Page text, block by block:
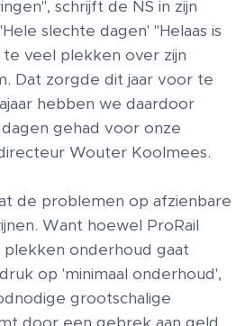
schrijft de NS in zijn
slechte dagen' "Helaas is
veel plekken over zijn
Dat zorgde dit jaar voor te
hebben we daardoor
gehad voor onze
Wouter Koolmees.
de problemen op afzienbare
Want hoewel ProRail
onderhoud gaat
op 'minimaal onderhoud',
grootschalige